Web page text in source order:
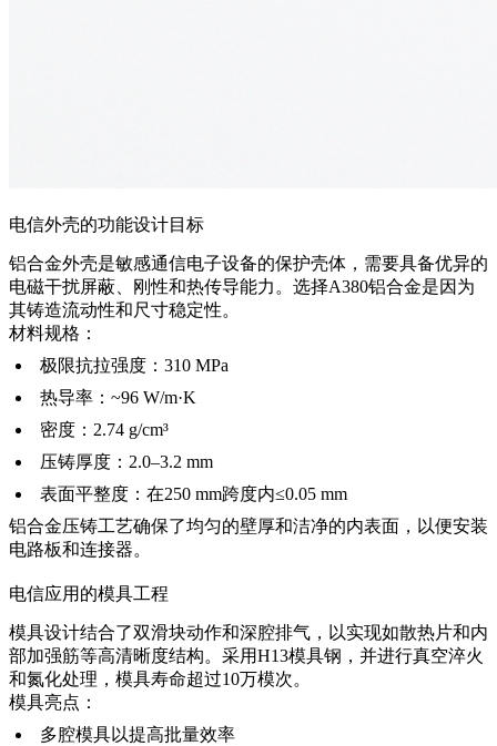
电信外壳的功能设计目标
铝合金外壳是敏感通信电子设备的保护壳体，需要具备优异的
电磁干扰屏蔽、刚性和热传导能力。选择A380铝合金是因为
其铸造流动性和尺寸稳定性。
材料规格：
极限抗拉强度：310 MPa
热导率：~96 W/m·K
密度：2.74 g/cm³
压铸厚度：2.0–3.2 mm
表面平整度：在250 mm跨度内≤0.05 mm
铝合金压铸工艺确保了均匀的壁厚和洁净的内表面，以便安装
电路板和连接器。
电信应用的模具工程
模具设计结合了双滑块动作和深腔排气，以实现如散热片和内
部加强筋等高清晰度结构。采用H13模具钢，并进行真空淬火
和氮化处理，模具寿命超过10万模次。
模具亮点：
多腔模具以提高批量效率